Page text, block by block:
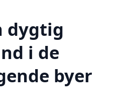
dygtig
i de
byer